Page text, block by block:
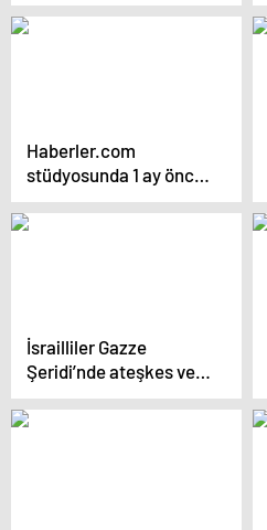
Haberler.com
stüdyosunda 1 ay önce
söylemişti: Lübnan’da
hava saldırılarını
İsrailliler Gazze
Şeridi’nde ateşkes ve
esir takası anlaşması
için gösteri düzenledi